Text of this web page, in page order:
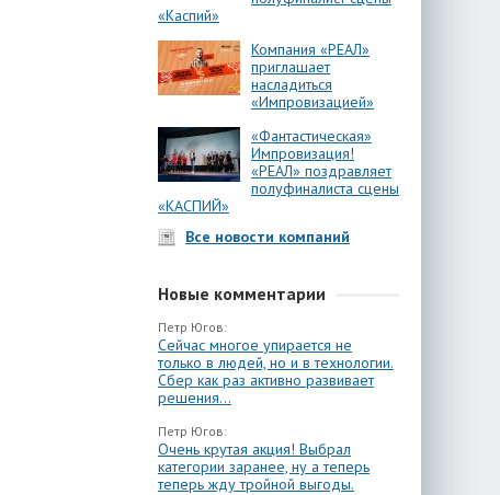
«Каспий»
Компания «РЕАЛ»
приглашает
насладиться
«Импровизацией»
«Фантастическая»
Импровизация!
«РЕАЛ» поздравляет
полуфиналиста сцены
«КАСПИЙ»
Все новости компаний
Новые комментарии
Петр Югов:
Сейчас многое упирается не
только в людей, но и в технологии.
Сбер как раз активно развивает
решения...
Петр Югов:
Очень крутая акция! Выбрал
категории заранее, ну а теперь
теперь жду тройной выгоды.